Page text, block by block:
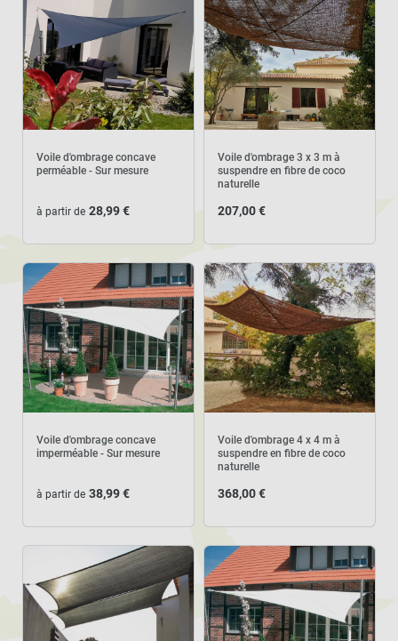
Voile d'ombrage concave
perméable - Sur mesure
à partir de 28,99 €
Voile d'ombrage 3 x 3 m à
suspendre en fibre de coco
naturelle
207,00 €
Voile d'ombrage concave
imperméable - Sur mesure
à partir de 38,99 €
Voile d'ombrage 4 x 4 m à
suspendre en fibre de coco
naturelle
368,00 €